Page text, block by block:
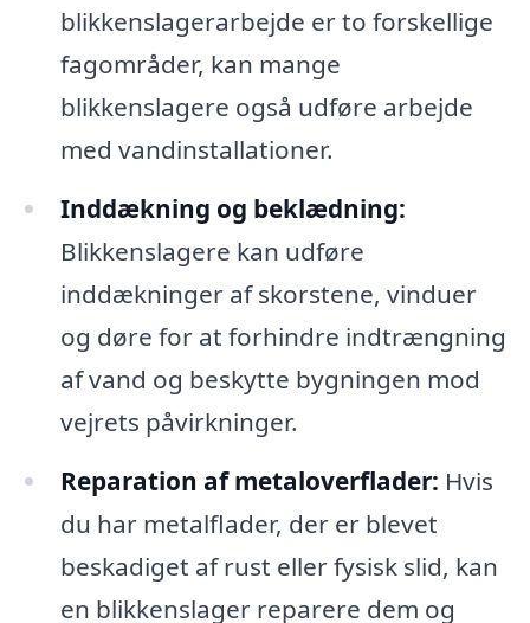
blikkenslagerarbejde er to forskellige
fagområder, kan mange
blikkenslagere også udføre arbejde
med vandinstallationer.
Inddækning og beklædning:
Blikkenslagere kan udføre
inddækninger af skorstene, vinduer
og døre for at forhindre indtrængning
af vand og beskytte bygningen mod
vejrets påvirkninger.
Reparation af metaloverflader: Hvis
du har metalflader, der er blevet
beskadiget af rust eller fysisk slid, kan
en blikkenslager reparere dem og